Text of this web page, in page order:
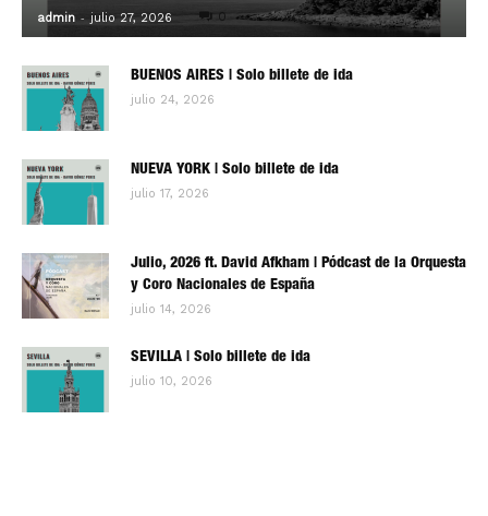
admin - julio 27, 2026 0
BUENOS AIRES | Solo billete de ida
julio 24, 2026
NUEVA YORK | Solo billete de ida
julio 17, 2026
Julio, 2026 ft. David Afkham | Pódcast de la Orquesta
y Coro Nacionales de España
julio 14, 2026
SEVILLA | Solo billete de ida
julio 10, 2026